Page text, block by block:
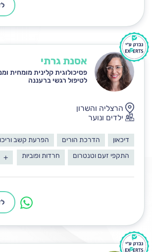
אסנת גרתי
פסיכולוגית קלינית מומחית
לטיפול רגשי ברעננה
הרצליה והשרון
ילדים ונוער
דיכאון הדרכת הורים
הפרעת קשב
התקפי זעם וטנטרום
חרדות ופוביות +